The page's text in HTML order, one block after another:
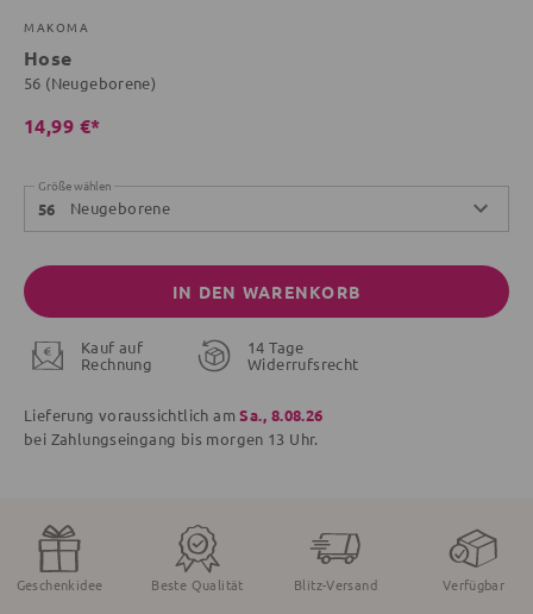
MAKOMA
Hose
56 (Neugeborene)
14,99 €*
Größe wählen
56 Neugeborene
IN DEN WARENKORB
Kauf auf
Rechnung
14 Tage
Widerrufsrecht
Lieferung voraussichtlich amSa., 8.08.26
bei Zahlungseingang bis morgen 13 Uhr.
Geschenkidee Beste Qualität Blitz-Versand Verfügbar